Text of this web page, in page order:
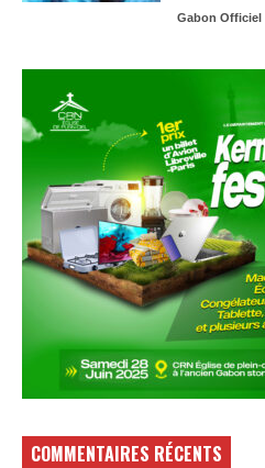
Gabon Officiel
COMMENTAIRES RÉCENTS